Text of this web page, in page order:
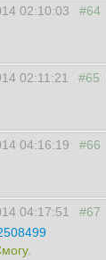
02:10:03 #64
02:11:21 #65
04:16:19 #66
04:17:51 #67